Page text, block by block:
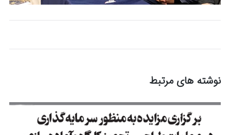
نوشته های مرتبط
مرداد 12, 1405